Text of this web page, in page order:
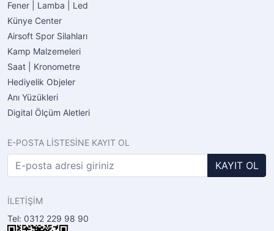
Fener | Lamba | Led
Künye Center
Airsoft Spor Silahları
Kamp Malzemeleri
Saat | Kronometre
Hediyelik Objeler
Anı Yüzükleri
Digital Ölçüm Aletleri
E-POSTA LİSTESİNE KAYIT OL
KAYIT OL
İLETİŞİM
Tel: 0312 229 98 90